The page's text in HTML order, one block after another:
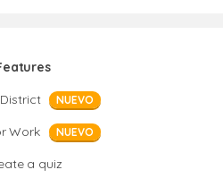
NUEVO
Work NUEVO
a quiz